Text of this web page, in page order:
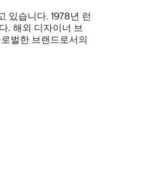
있습니다. 1978년 런
. 해외 디자이너 브
벌한 브랜드로서의